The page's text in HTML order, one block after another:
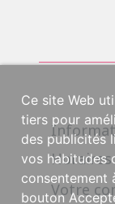
Horaires
Votre
Ce site Web
tiers pour
des publicités
vos habitudes
consentement
bouton